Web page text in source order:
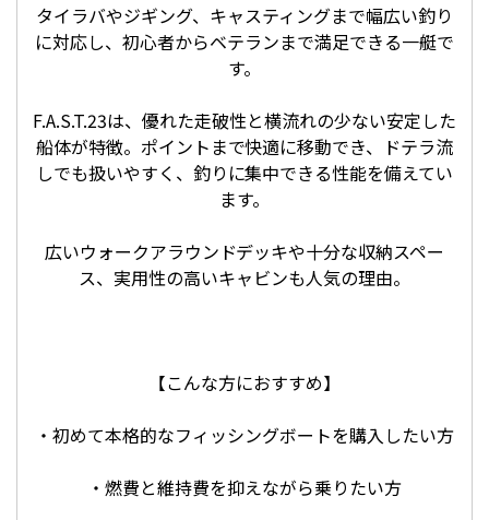
タイラバやジギング、キャスティングまで幅広い釣り
に対応し、初心者からベテランまで満足できる一艇で
す。
F.A.S.T.23は、優れた走破性と横流れの少ない安定した
船体が特徴。ポイントまで快適に移動でき、ドテラ流
しでも扱いやすく、釣りに集中できる性能を備えてい
ます。
広いウォークアラウンドデッキや十分な収納スペー
ス、実用性の高いキャビンも人気の理由。
【こんな方におすすめ】
・初めて本格的なフィッシングボートを購入したい方
・燃費と維持費を抑えながら乗りたい方